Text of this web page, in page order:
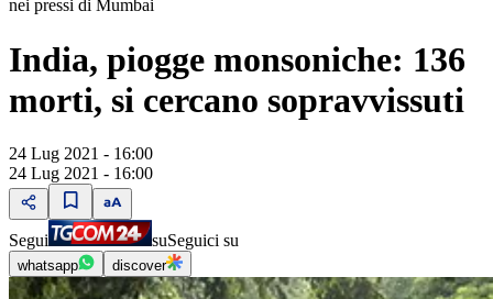
nei pressi di Mumbai
India, piogge monsoniche: 136
morti, si cercano sopravvissuti
24 Lug 2021 - 16:00
24 Lug 2021 - 16:00
Segui suSeguici su
whatsapp discover